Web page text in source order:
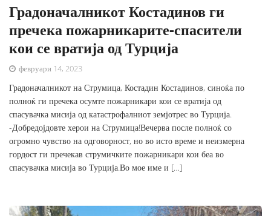
Градоначалникот Костадинов ги
пречека пожарникарите-спасители
кои се вратија од Турција
февруари 14, 2023
Градоначалникот на Струмица, Костадин Костадинов, синоќа по
полноќ ги пречека осумте пожарникари кои се вратија од
спасувачка мисија од катастрофалниот земјотрес во Турција.
-Добредојдовте херои на Струмица!Вечерва после полноќ со
огромно чувство на одговорност, но во исто време и неизмерна
гордост ги пречекав струмичките пожарникари кои беа во
спасувачка мисија во Турција.Во мое име и […]